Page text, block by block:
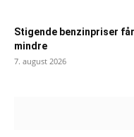
Stigende benzinpriser
mindre
7. august 2026